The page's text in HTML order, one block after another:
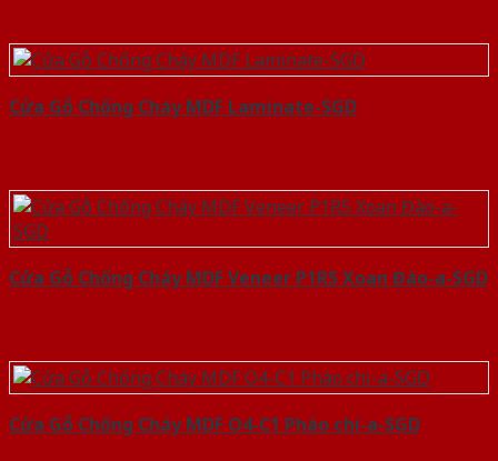
Cửa Gỗ Chống Cháy MDF Laminate-SGD
Cửa Gỗ Chống Cháy MDF Veneer P1R5 Xoan Đào-a-SGD
Cửa Gỗ Chống Cháy MDF O4-C1 Phào chi-a-SGD